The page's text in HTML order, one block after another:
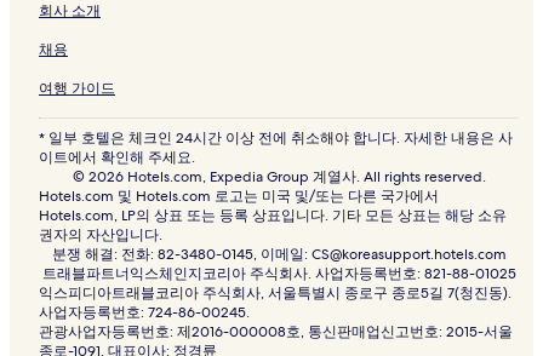
회사 소개
채용
여행 가이드
* 일부 호텔은 체크인 24시간 이상 전에 취소해야 합니다. 자세한 내용은 사
이트에서 확인해 주세요.
© 2026 Hotels.com, Expedia Group 계열사. All rights reserved.
Hotels.com 및 Hotels.com 로고는 미국 및/또는 다른 국가에서
Hotels.com, LP의 상표 또는 등록 상표입니다. 기타 모든 상표는 해당 소유
권자의 자산입니다.
분쟁 해결: 전화: 82-3480-0145, 이메일: CS@koreasupport.hotels.com
트래블파트너익스체인지코리아 주식회사. 사업자등록번호: 821-88-01025
익스피디아트래블코리아 주식회사, 서울특별시 종로구 종로5길 7(청진동).
사업자등록번호: 724-86-00245.
관광사업자등록번호: 제2016-000008호, 통신판매업신고번호: 2015-서울
종로-1091, 대표이사: 정경륜